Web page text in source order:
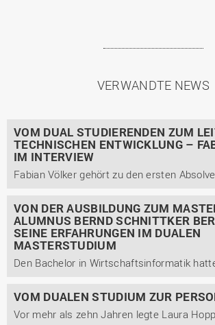
VERWANDTE NEWS
VOM DUAL STUDIERENDEN ZUM
TECHNISCHEN ENTWICKLUNG –
IM INTERVIEW
VON DER AUSBILDUNG ZUM
ALUMNUS BERND SCHNITTKER
SEINE ERFAHRUNGEN IM DUALEN
MASTERSTUDIUM
VOM DUALEN STUDIUM ZUR